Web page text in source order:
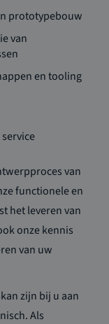
prototypebouw
van
en tooling
van
functionele en
het leveren van
onze kennis
van uw
zijn bij u aan
Als